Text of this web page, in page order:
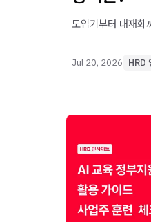
도입기부터 내재화
Jul 20, 2026 HRD